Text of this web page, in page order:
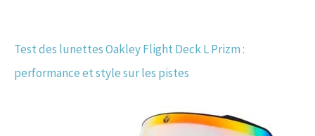
Test des lunettes Oakley Flight Deck L Prizm :
performance et style sur les pistes